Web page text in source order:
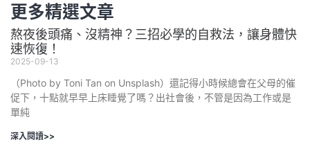
更多精選文章
熬夜後頭痛、沒精神？三招必學的自救法，讓身體快
速恢復！
2025-09-13
（Photo by Toni Tan on Unsplash）還記得小時候總會在父母的催
促下，十點就早早上床睡覺了嗎？出社會後，不管是因為工作或是
單純
深入閱讀>>